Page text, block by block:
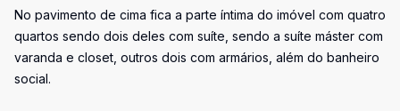
No pavimento de cima fica a parte íntima do imóvel com quatro
quartos sendo dois deles com suíte, sendo a suíte máster com
varanda e closet, outros dois com armários, além do banheiro
social.